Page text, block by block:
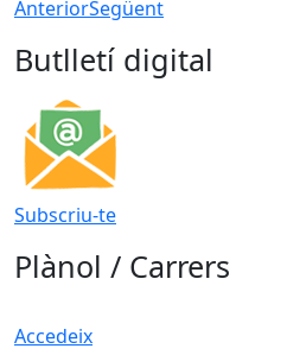
AnteriorSegüent
Butlletí digital
Subscriu-te
Plànol / Carrers
Accedeix